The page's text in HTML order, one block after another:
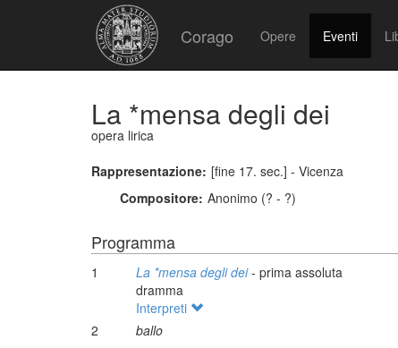
Corago Opere Eventi
La *mensa degli dei
opera lirica
Rappresentazione: [fine 17. sec.] - Vicenza
Compositore: Anonimo (? - ?)
Programma
1 La *mensa degli dei- prima assoluta
dramma
Interpreti
2
ballo